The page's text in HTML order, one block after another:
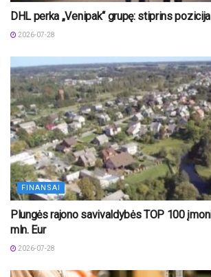
DHL perka „Venipak“ grupę: stiprins
2026-07-28
FINANSAI
Plungės rajono savivaldybės TOP 100
mln. Eur
2026-07-28